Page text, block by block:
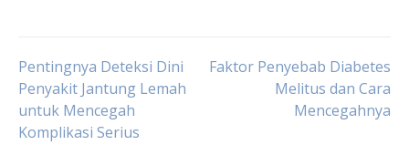
Post
navigation
Pentingnya Deteksi Dini
Penyakit Jantung Lemah
untuk Mencegah
Komplikasi Serius
Faktor Penyebab Diabetes
Melitus dan Cara
Mencegahnya